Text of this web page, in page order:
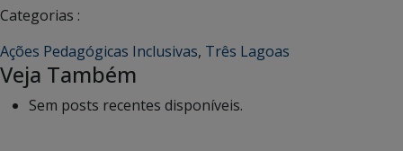
Categorias :
Ações Pedagógicas Inclusivas, Três Lagoas
Veja Também
Sem posts recentes disponíveis.